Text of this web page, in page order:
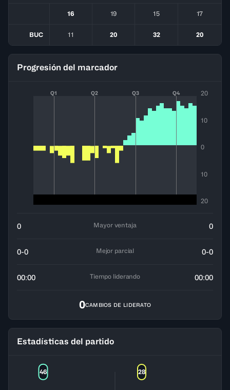
16 19 15 17
BUC 11 20 32 20
Progresión del marcador
Q1 Q2 Q3 Q4 20
10
0
10
20
0 Mayor ventaja 0
0-0 Mejor parcial 0-0
00:00 Tiempo liderando 00:00
0CAMBIOS DE LIDERATO
Estadísticas del partido
46 28